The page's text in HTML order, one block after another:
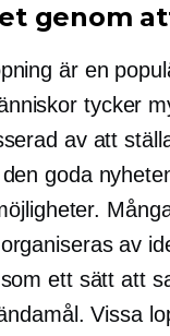
genom
är en
tycker
av att
goda
av
ett sätt att
Vissa